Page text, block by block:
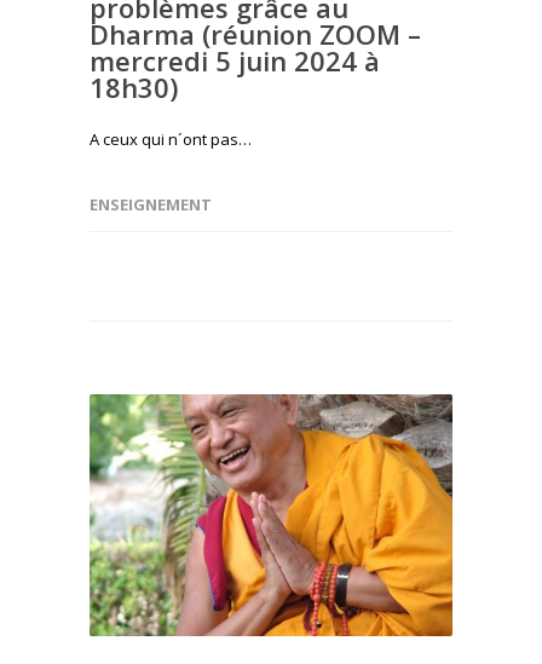
problèmes grâce au
Dharma (réunion ZOOM –
mercredi 5 juin 2024 à
18h30)
A ceux qui n´ont pas…
ENSEIGNEMENT